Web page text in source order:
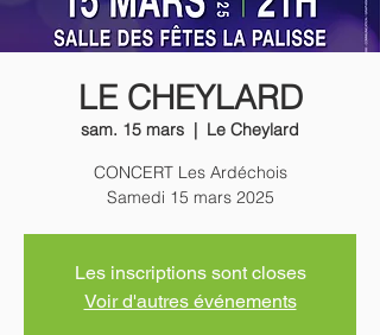
LE CHEYLARD
sam. 15 mars
  |
Le Cheylard
CONCERT Les Ardéchois
Samedi 15 mars 2025
Les inscriptions sont closes
Voir d'autres événements